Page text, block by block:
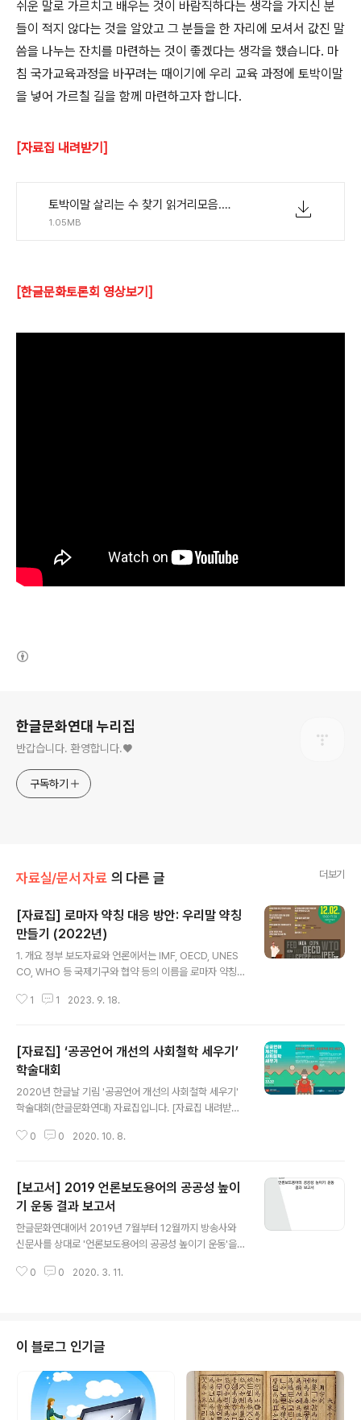
쉬운 말로 가르치고 배우는 것이 바람직하다는 생각을 가지신 분
들이 적지 않다는 것을 알았고 그 분들을 한 자리에 모셔서 값진 말
씀을 나누는 잔치를 마련하는 것이 좋겠다는 생각을 했습니다. 마
침 국가교육과정을 바꾸려는 때이기에 우리 교육 과정에 토박이말
을 넣어 가르칠 길을 함께 마련하고자 합니다.
[자료집 내려받기]
토박이말 살리는 수 찾기 읽거리모음.pdf
1.05MB
[한글문화토론회 영상보기]
한글문화연대 누리집
반갑습니다. 환영합니다.♥
구독하기
자료실/문서 자료 의 다른 글 더보기
[자료집] 로마자 약칭 대응 방안: 우리말 약칭
만들기 (2022년)
1. 개요 정부 보도자료와 언론에서는 IMF, OECD, UNES
CO, WHO 등 국제기구와 협약 등의 이름을 로마자 약칭
다는 사정 때문이다. 이와 같은 로마자 약칭 대신 사용할 수
을 마련한다. 2. 배경 1) 국제기구 등의 이름은 대체로 여러
개의 영어 단어로 만들어지고, 이를 우리말로 번역하면 길
어지는 경향이 있어서, 정부 관계자와 언론에서 로마자 약
칭으로 된 이름을 그대로 적고 부르는 일이 잦다. 2) 이는
정부 보도자료에서는 공문서의 한글 표기를 규정한 국어기
본법을 어기는 행위이며 공적 정보에 대한 국민의 접근권
1 1 2023. 9. 18.
[자료집] ‘공공언어 개선의 사회철학 세우기’
학술대회
2020년 한글날 기림 '공공언어 개선의 사회철학 세우기'
학술대회(한글문화연대) 자료집입니다. [자료집 내려받기]
학술대회 얼개 ㅇ 주제: 공공언어 수월화의 사회철학을 세
글주간’ 생중계 ㅇ 주최: 사단법인 한글문화연대, 한겨레말
글연구소ㅇ 후원: 문화체육관광부ㅇ 주요 일정 구분 시간
발표 주제 발표자 토론자 기조 발제 11:00~11:20 공공언
어와 인권 이건범, 한글문화연대 대표 없음 발표1 11:20~1
대 교수, 교육학 김선철, 국립국어원 공공언어과장 발표2..
0 0 2020. 10. 8.
[보고서] 2019 언론보도용어의 공공성 높이
기 운동 결과 보고서
한글문화연대에서 2019년 7월부터 12월까지 방송사와
신문사를 상대로 '언론보도용어의 공공성 높이기 운동'을
와 기사를 날마다 살펴 국민이 알기 어려운 외국어 낱말을
0 0 2020. 3. 11.
이 블로그 인기글